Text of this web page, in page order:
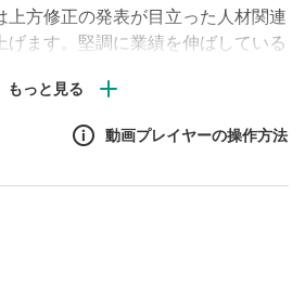
上方修正の発表が目立った人材関連
げます。堅調に業績を伸ばしている
動画プレイヤーの操作方法